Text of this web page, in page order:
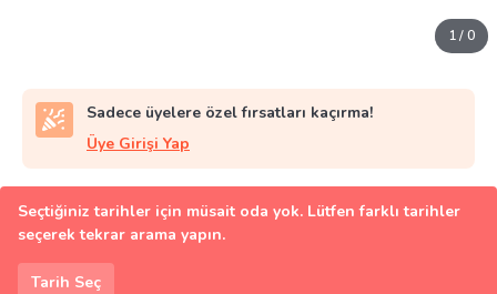
1/0
Sadece üyelere özel fırsatları kaçırma!
Üye Girişi Yap
Seçtiğiniz tarihler için müsait oda yok. Lütfen farklı tarihler
seçerek tekrar arama yapın.
Tarih Seç